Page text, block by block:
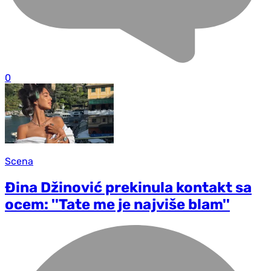
0
Scena
Đina Džinović prekinula kontakt sa
ocem: ''Tate me je najviše blam''